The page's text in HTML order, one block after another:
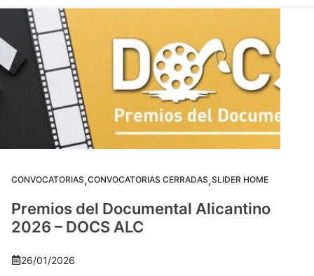
CONVOCATORIAS,CONVOCATORIAS CERRADAS,SLIDER HOME
Premios del Documental Alicantino
2026 – DOCS ALC
26/01/2026